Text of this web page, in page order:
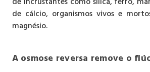
de cálcio, organismos vivos e
magnésio.
A osmose reversa remove o